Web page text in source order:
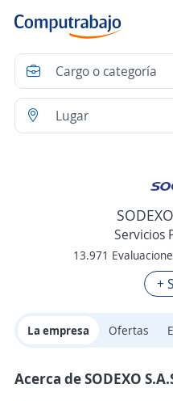
Servicios
13.971
+
La empresa Ofertas
Acerca de SODEXO